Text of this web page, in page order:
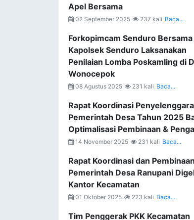
Apel Bersama
02 September 2025 237 kali Baca...
Forkopimcam Senduro Bersama
Kapolsek Senduro Laksanakan
Penilaian Lomba Poskamling di
Wonocepok
08 Agustus 2025 231 kali Baca...
Rapat Koordinasi
Pemerintah Desa Tahun 2025
Optimalisasi Pembinaan &
14 November 2025 231 kali Baca...
Rapat Koordinasi dan Pembinaan
Pemerintah Desa Ranupani
Kantor Kecamatan
01 Oktober 2025 223 kali Baca...
Tim Penggerak PKK Kecamatan